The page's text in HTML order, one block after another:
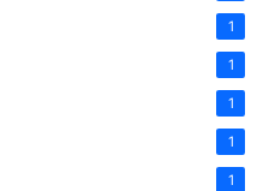
1
1
1
1
1